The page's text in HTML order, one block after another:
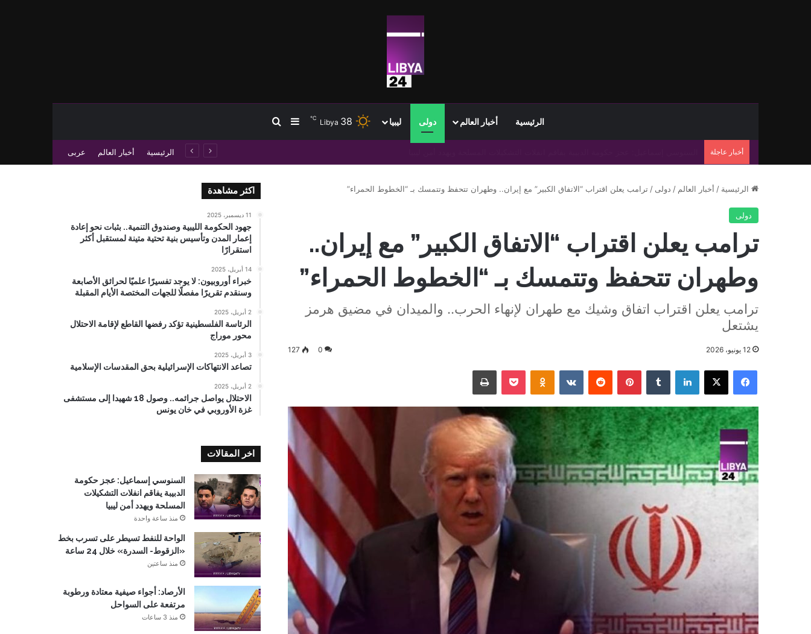
الرئيسية أخبار العالم دولى ليبيا Libya 38
℃ إضافة عمود جانبي
بحث عن
أخبار عاجلة الرئيسية أخبار العالم عربى
الرئيسية / أخبار العالم / دولى / ترامب يعلن اقتراب “الاتفاق الكبير” مع إيران.. وطهران تتحفظ وتتمسك بـ “الخطوط الحمراء”
دولى
ترامب يعلن اقتراب “الاتفاق الكبير” مع إيران..
وطهران تتحفظ وتتمسك بـ “الخطوط الحمراء”
ترامب يعلن اقتراب اتفاق وشيك مع طهران لإنهاء الحرب.. والميدان في مضيق هرمز
يشتعل
12 يونيو، 2026 0
127
فيسبوك ‫X لينكدإن بينتيريست Odnoklassniki
‫Pocket طباعة
اكثر مشاهدة
11 ديسمبر، 2025
جهود الحكومة الليبية وصندوق التنمية.. بثبات نحو إعادة
إعمار المدن وتأسيس بنية تحتية متينة لمستقبل أكثر
استقرارًا
14 أبريل، 2025
خبراء أوروبيون: لا يوجد تفسيرًا علميًا لحرائق الأصابعة
وسنقدم تقريرًا مفصلًا للجهات المختصة الأيام المقبلة
2 أبريل، 2025
الرئاسة الفلسطينية تؤكد رفضها القاطع لإقامة الاحتلال
محور موراج
3 أبريل، 2025
تصاعد الانتهاكات الإسرائيلية بحق المقدسات الإسلامية
2 أبريل، 2025
الاحتلال يواصل جرائمه.. وصول 18 شهيدا إلى مستشفى
غزة الأوروبي في خان يونس
اخر المقالات
السنوسي إسماعيل: عجز حكومة
الدبيبة يفاقم انفلات التشكيلات
المسلحة ويهدد أمن ليبيا
منذ ساعة واحدة
الواحة للنفط تسيطر على تسرب بخط
«الزقوط- السدرة» خلال 24 ساعة
منذ ساعتين
الأرصاد: أجواء صيفية معتادة ورطوبة
مرتفعة على السواحل
منذ 3 ساعات